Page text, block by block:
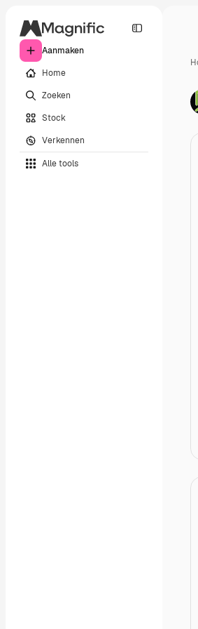
Aanmaken
Home
Zoeken
Stock
Verkennen
Alle tools